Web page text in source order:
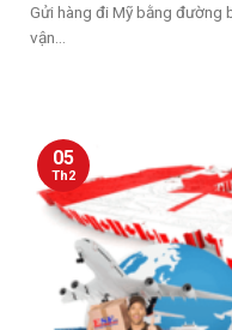
Gửi hàng đi Mỹ bằng đường
vận...
05
Th2